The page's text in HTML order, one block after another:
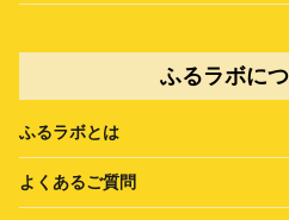
ふるラボに
ふるラボとは
よくあるご質問